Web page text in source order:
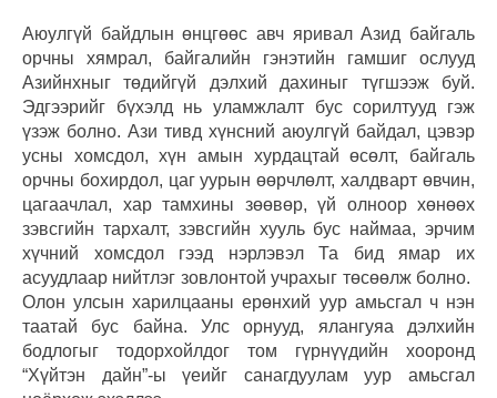
Аюулгүй байдлын өнцгөөс авч яривал Азид байгаль
орчны хямрал, байгалийн гэнэтийн гамшиг ослууд
Азийнхныг төдийгүй дэлхий дахиныг түгшээж буй.
Эдгээрийг бүхэлд нь уламжлалт бус сорилтууд гэж
үзэж болно. Ази тивд хүнсний аюулгүй байдал, цэвэр
усны хомсдол, хүн амын хурдацтай өсөлт, байгаль
орчны бохирдол, цаг уурын өөрчлөлт, халдварт өвчин,
цагаачлал, хар тамхины зөөвөр, үй олноор хөнөөх
зэвсгийн тархалт, зэвсгийн хууль бус наймаа, эрчим
хүчний хомсдол гээд нэрлэвэл Та бид ямар их
асуудлаар нийтлэг зовлонтой учрахыг төсөөлж болно.
Олон улсын харилцааны ерөнхий уур амьсгал ч нэн
таатай бус байна. Улс орнууд, ялангуяа дэлхийн
бодлогыг тодорхойлдог тoм гүрнүүдийн хооронд
“Хүйтэн дайн”-ы үеийг санагдуулам уур амьсгал